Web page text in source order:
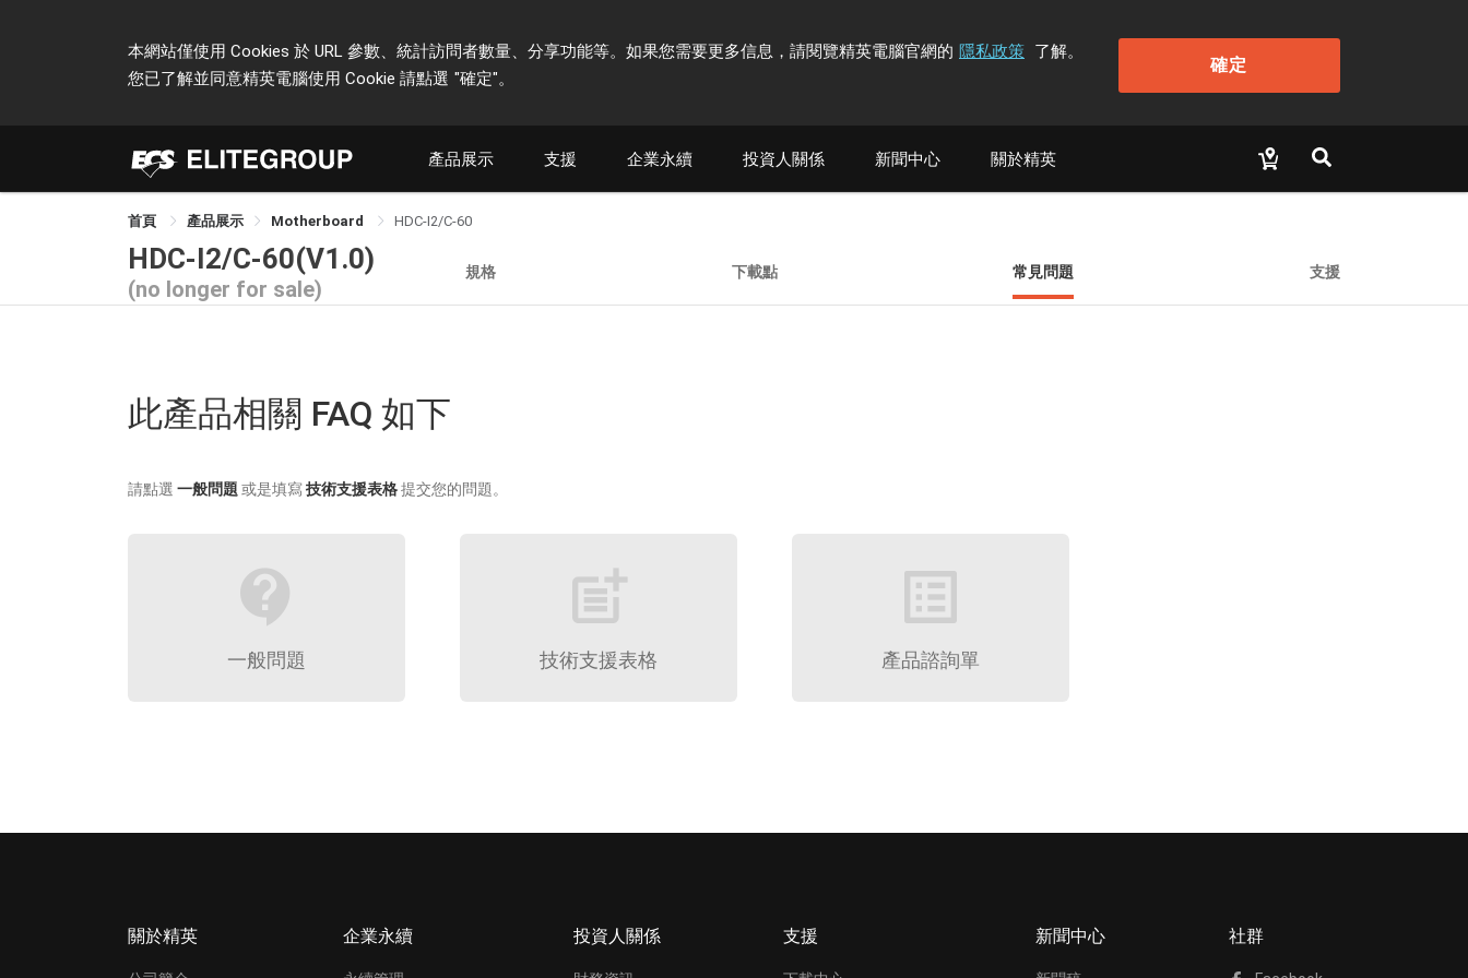
本網站僅使用 Cookies 於 URL 參數、統計訪問者數量、分享功能等。如果您需要更多信息，請閱覽精英電腦官網的 隱私政策 了解。
您已了解並同意精英電腦使用 Cookie 請點選 "確定"。
確定
產品展示 支援 企業永續 投資人關係 新聞中心 關於精英
首頁 產品展示 Motherboard HDC-I2/C-60
HDC-I2/C-60(V1.0)
(no longer for sale)
規格 下載點 常見問題 支援
此產品相關 FAQ 如下
請點選 一般問題 或是填寫技術支援表格提交您的問題。
contact_support
一般問題
post_add
技術支援表格
list_alt
產品諮詢單
關於精英 企業永續 投資人關係 支援 新聞中心 社群